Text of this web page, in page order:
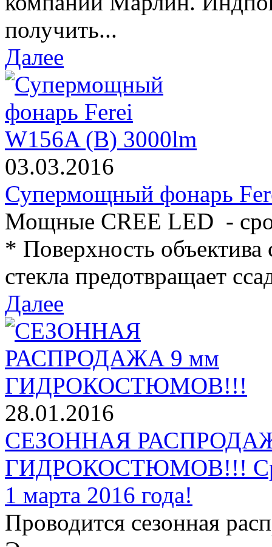
получить...
Далее
03.03.2016
Супермощный фонарь
Мощные CREE LED -
* Поверхность
стекла предотвращает
Далее
28.01.2016
СЕЗОННАЯ
ГИДРОКОСТЮМОВ!!!
1 марта 2016 года!
Проводится сезонная